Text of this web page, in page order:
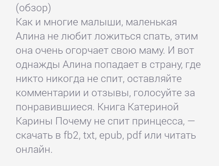
(обзор)
Как и многие малыши, маленькая
Алина не любит ложиться спать, этим
она очень огорчает свою маму. И вот
однажды Алина попадает в страну, где
никто никогда не спит, оставляйте
комментарии и отзывы, голосуйте за
понравившиеся. Книга Катериной
Карины Почему не спит принцесса, —
скачать в fb2, txt, epub, pdf или читать
онлайн.